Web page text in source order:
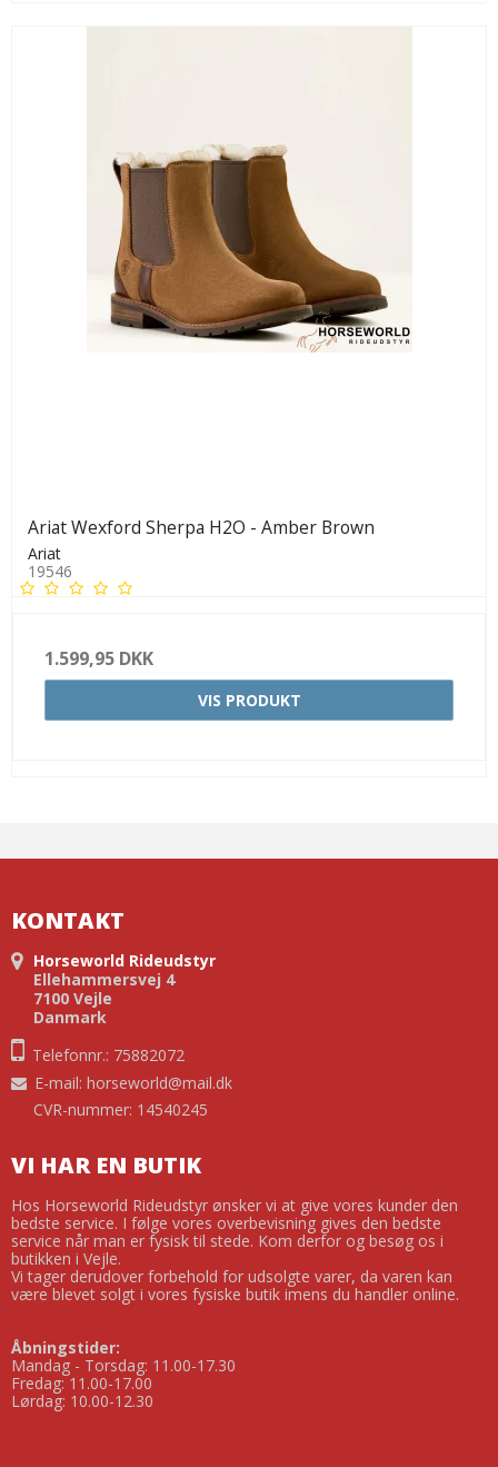
Ariat Wexford Sherpa H2O - Amber Brown
Ariat
19546
1.599,95 DKK
VIS PRODUKT
KONTAKT
Horseworld Rideudstyr
Ellehammersvej 4
7100 Vejle
Danmark
Telefonnr.: 75882072
E-mail: horseworld@mail.dk
CVR-nummer: 14540245
VI HAR EN BUTIK
Hos Horseworld Rideudstyr ønsker vi at give vores kunder den
bedste service. I følge vores overbevisning gives den bedste
service når man er fysisk til stede. Kom derfor og besøg os i
butikken i Vejle.
Vi tager derudover forbehold for udsolgte varer, da varen kan
være blevet solgt i vores fysiske butik imens du handler online.
Åbningstider:
Mandag - Torsdag: 11.00-17.30
Fredag: 11.00-17.00
Lørdag: 10.00-12.30